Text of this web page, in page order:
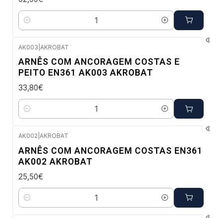
Quantidade
AK003 AKROBAT
ARNÊS COM ANCORAGEM COSTAS E
PEITO EN361 AK003 AKROBAT
33,80€
Quantidade
AK002 AKROBAT
ARNÊS COM ANCORAGEM COSTAS EN361
AK002 AKROBAT
25,50€
Quantidade